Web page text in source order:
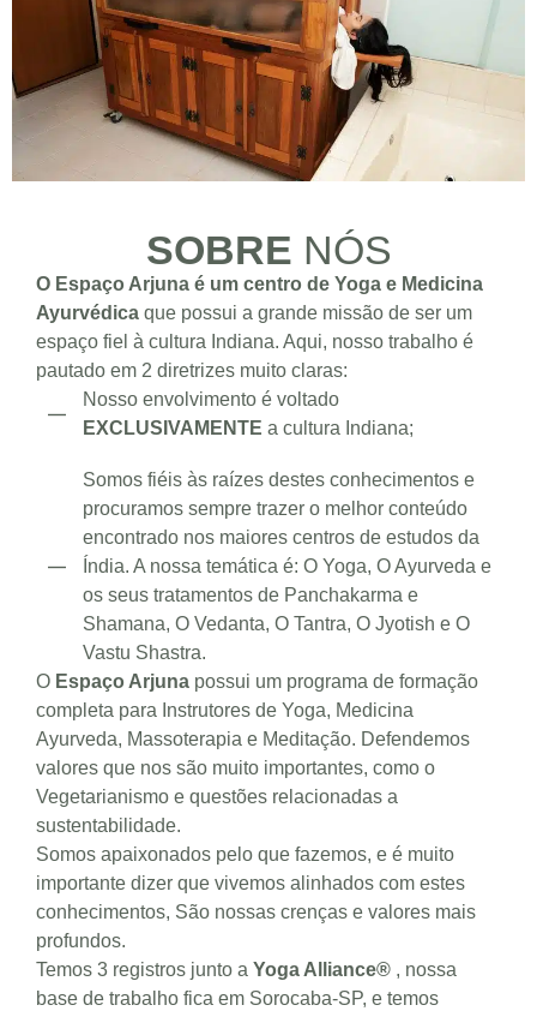
SOBRE NÓS
O Espaço Arjuna é um centro de Yoga e Medicina
Ayurvédica que possui a grande missão de ser um
espaço fiel à cultura Indiana. Aqui, nosso trabalho é
pautado em 2 diretrizes muito claras:
Nosso envolvimento é voltado
EXCLUSIVAMENTE a cultura Indiana;
Somos fiéis às raízes destes conhecimentos e
procuramos sempre trazer o melhor conteúdo
encontrado nos maiores centros de estudos da
Índia. A nossa temática é: O Yoga, O Ayurveda e
os seus tratamentos de Panchakarma e
Shamana, O Vedanta, O Tantra, O Jyotish e O
Vastu Shastra.
O Espaço Arjuna possui um programa de formação
completa para Instrutores de Yoga, Medicina
Ayurveda, Massoterapia e Meditação. Defendemos
valores que nos são muito importantes, como o
Vegetarianismo e questões relacionadas a
sustentabilidade.
Somos apaixonados pelo que fazemos, e é muito
importante dizer que vivemos alinhados com estes
conhecimentos, São nossas crenças e valores mais
profundos.
Temos 3 registros junto a Yoga Alliance® , nossa
base de trabalho fica em Sorocaba-SP, e temos